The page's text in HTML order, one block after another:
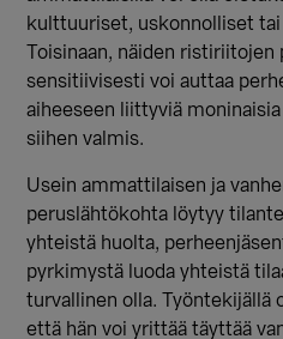
kulttuuriset, uskonnolliset
Toisinaan, näiden
sensitiivisesti voi auttaa
aiheeseen liittyviä
siihen valmis.
Usein ammattilaisen ja
peruslähtökohta löytyy
yhteistä huolta,
pyrkimystä luoda yhteistä
turvallinen olla.
Työntekijällä
että hän voi yrittää täyttää